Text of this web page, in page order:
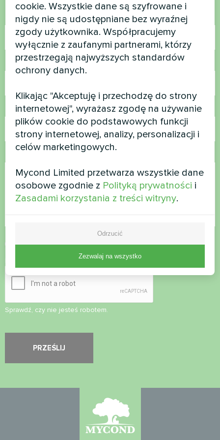
Nazwa
Numer telefonu
E-mail
Zaakceptujpolitykę prywatności
Kontrola bezpieczeństwa*
Sprawdź, czy nie jesteś robotem.
cookie. Wszystkie dane są szyfrowane i
nigdy nie są udostępniane bez wyraźnej
zgody użytkownika. Współpracujemy
wyłącznie z zaufanymi partnerami, którzy
przestrzegają najwyższych standardów
ochrony danych.
Klikając "Akceptuję i przechodzę do strony
internetowej", wyrażasz zgodę na używanie
plików cookie do podstawowych funkcji
strony internetowej, analizy, personalizacji i
celów marketingowych.
Mycond Limited przetwarza wszystkie dane
osobowe zgodnie z Polityką prywatności i
Zasadami korzystania z treści witryny.
Odrzucić
Zezwalaj na wszystko